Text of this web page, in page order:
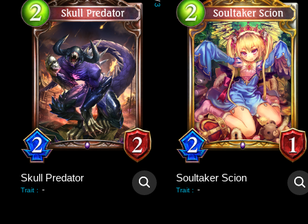
3
Skull Predator
Trait : -
Soultaker Scion
Trait : -